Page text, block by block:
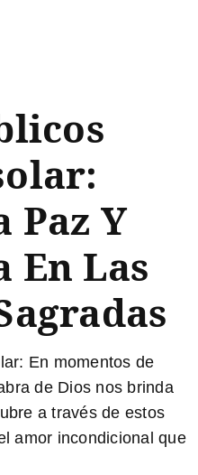
Paz Y
En Las
En momentos de
de Dios nos brinda
a través de estos
amor incondicional que